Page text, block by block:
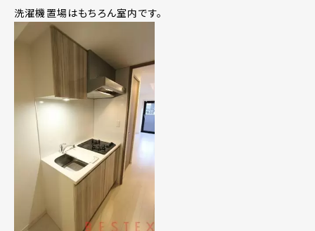
洗濯機置場はもちろん室内です。